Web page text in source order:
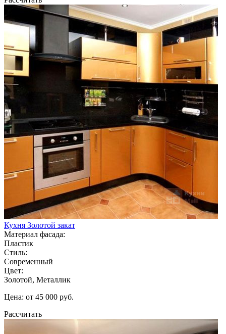
Кухня Золотой закат
Материал фасада:
Пластик
Стиль:
Современный
Цвет:
Золотой, Металлик
Цена: от 45 000 руб.
Рассчитать